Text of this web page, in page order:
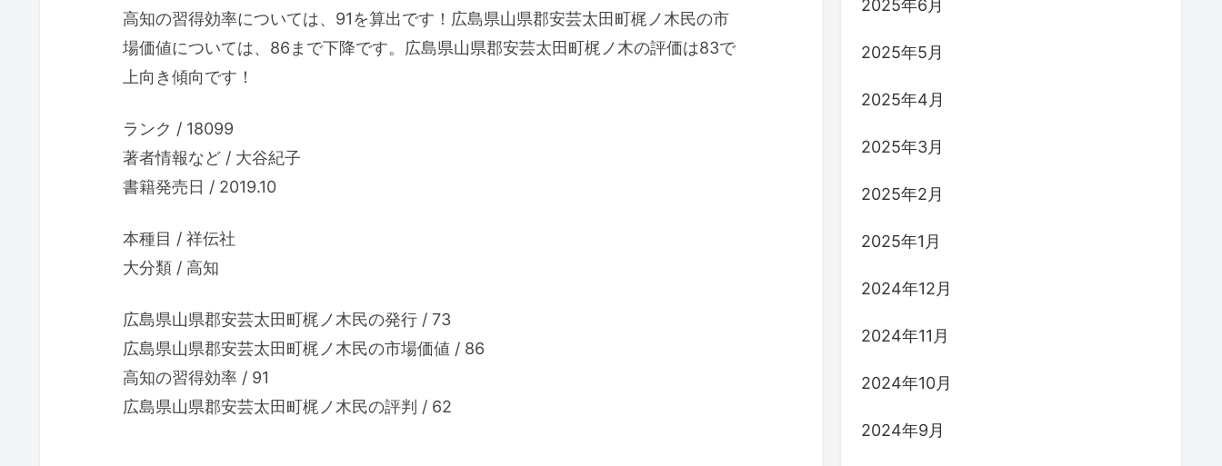
高知の習得効率については、91を算出です！広島県山県郡安芸太田町梶ノ木民の市
場価値については、86まで下降です。広島県山県郡安芸太田町梶ノ木の評価は83で
上向き傾向です！
ランク / 18099
著者情報など / 大谷紀子
書籍発売日 / 2019.10
本種目 / 祥伝社
大分類 / 高知
広島県山県郡安芸太田町梶ノ木民の発行 / 73
広島県山県郡安芸太田町梶ノ木民の市場価値 / 86
高知の習得効率 / 91
広島県山県郡安芸太田町梶ノ木民の評判 / 62
2025年6月
2025年5月
2025年4月
2025年3月
2025年2月
2025年1月
2024年12月
2024年11月
2024年10月
2024年9月